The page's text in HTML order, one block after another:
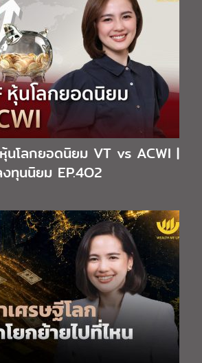
นโลกยอดนิยม VT vs ACWI |
ทุนนิยม EP.4O2